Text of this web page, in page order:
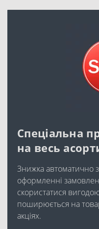
Спеціальна
на весь
Знижка автоматично
оформленні
скористатися
поширюється на
акціях.